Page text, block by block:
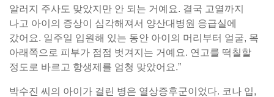
알러지 주사도 맞았지만 안 되는 거예요. 결국 고열까지
나고 아이의 증상이 심각해져서 양산대병원 응급실에
갔어요. 일주일 입원해 있는 동안 아이의 머리부터 얼굴, 목
아래쪽으로 피부가 점점 벗겨지는 거예요. 연고를 떡칠할
정도로 바르고 항생제를 엄청 맞았어요.”
박수진 씨의 아이가 걸린 병은 열상증후군이었다. 코나 입,